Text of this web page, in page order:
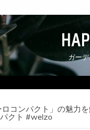
ガー
ロコンパクト」の魅
クト #welzo